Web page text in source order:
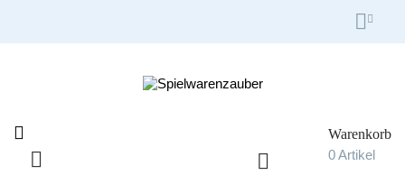

Warenkorb
0Artikel

